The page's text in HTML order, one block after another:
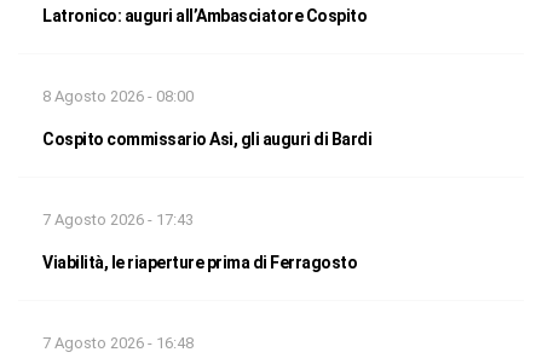
Latronico: auguri all’Ambasciatore Cospito
8 Agosto 2026 - 08:00
Cospito commissario Asi, gli auguri di Bardi
7 Agosto 2026 - 17:43
Viabilità, le riaperture prima di Ferragosto
7 Agosto 2026 - 16:48